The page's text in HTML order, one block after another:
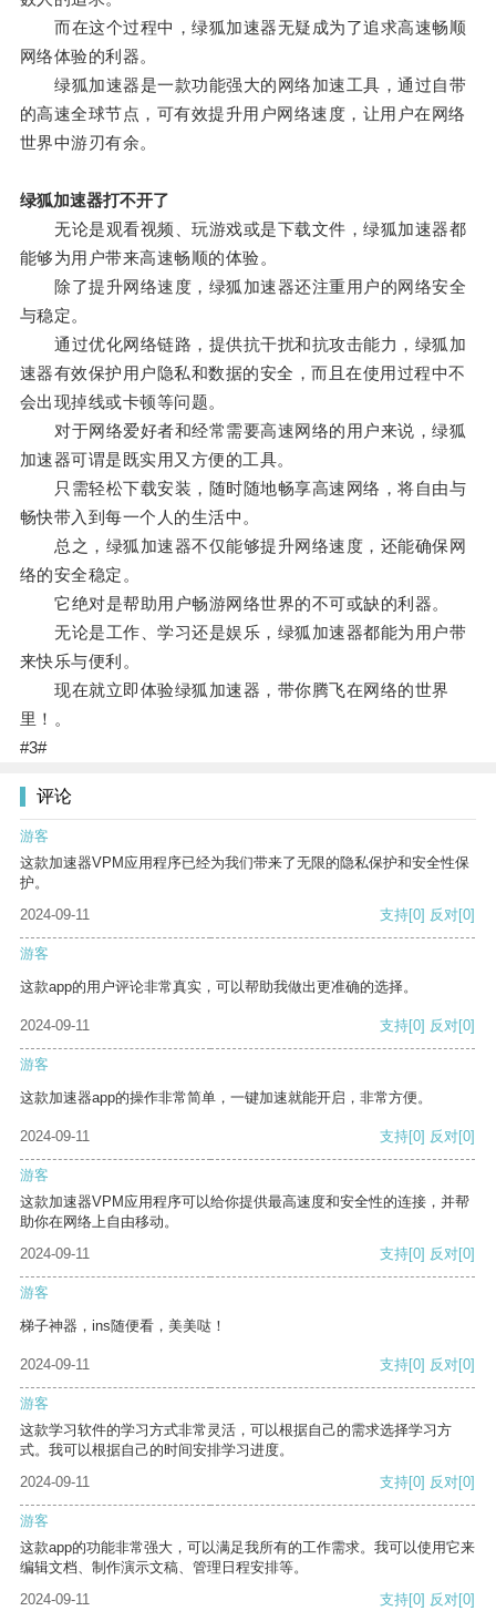
而在这个过程中，绿狐加速器无疑成为了追求高速畅顺
网络体验的利器。
绿狐加速器是一款功能强大的网络加速工具，通过自带
的高速全球节点，可有效提升用户网络速度，让用户在网络
世界中游刃有余。
绿狐加速器打不开了
无论是观看视频、玩游戏或是下载文件，绿狐加速器都
能够为用户带来高速畅顺的体验。
除了提升网络速度，绿狐加速器还注重用户的网络安全
与稳定。
通过优化网络链路，提供抗干扰和抗攻击能力，绿狐加
速器有效保护用户隐私和数据的安全，而且在使用过程中不
会出现掉线或卡顿等问题。
对于网络爱好者和经常需要高速网络的用户来说，绿狐
加速器可谓是既实用又方便的工具。
只需轻松下载安装，随时随地畅享高速网络，将自由与
畅快带入到每一个人的生活中。
总之，绿狐加速器不仅能够提升网络速度，还能确保网
络的安全稳定。
它绝对是帮助用户畅游网络世界的不可或缺的利器。
无论是工作、学习还是娱乐，绿狐加速器都能为用户带
来快乐与便利。
现在就立即体验绿狐加速器，带你腾飞在网络的世界
里！。
#3#
评论
游客
这款加速器VPM应用程序已经为我们带来了无限的隐私保护和安全性保
护。
2024-09-11
支持[0] 反对[0]
游客
这款app的用户评论非常真实，可以帮助我做出更准确的选择。
2024-09-11 支持[0] 反对[0]
游客
这款加速器app的操作非常简单，一键加速就能开启，非常方便。
2024-09-11 支持[0] 反对[0]
游客
这款加速器VPM应用程序可以给你提供最高速度和安全性的连接，并帮
助你在网络上自由移动。
2024-09-11
支持[0] 反对[0]
游客
梯子神器，ins随便看，美美哒！
2024-09-11 支持[0] 反对[0]
游客
这款学习软件的学习方式非常灵活，可以根据自己的需求选择学习方
式。我可以根据自己的时间安排学习进度。
2024-09-11
支持[0] 反对[0]
游客
这款app的功能非常强大，可以满足我所有的工作需求。我可以使用它来
编辑文档、制作演示文稿、管理日程安排等。
2024-09-11
支持[0] 反对[0]